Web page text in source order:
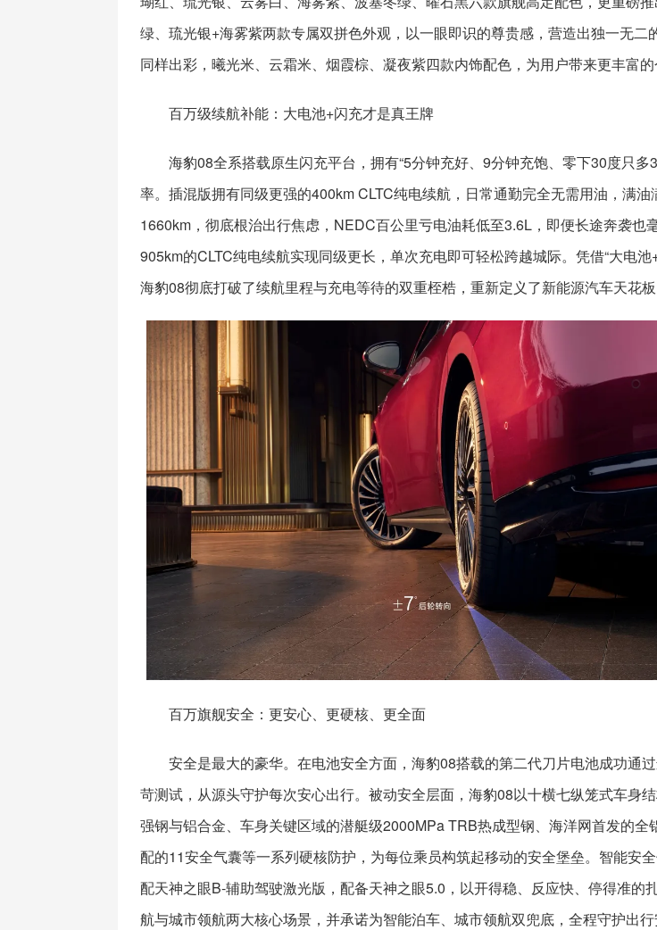
绿、琉光银+海雾紫两款专属双拼色外观，以一眼即识的尊贵感，营造出独一无二
同样出彩，曦光米、云霜米、烟霞棕、凝夜紫四款内饰配色，为用户带来更丰富的
百万级续航补能：大电池+闪充才是真王牌
海豹08全系搭载原生闪充平台，拥有“5分钟充好、9分钟充饱、零下30度只多
率。插混版拥有同级更强的400km CLTC纯电续航，日常通勤完全无需用油，满油
1660km，彻底根治出行焦虑，NEDC百公里亏电油耗低至3.6L，即便长途奔袭也
905km的CLTC纯电续航实现同级更长，单次充电即可轻松跨越城际。凭借“大电池
海豹08彻底打破了续航里程与充电等待的双重桎梏，重新定义了新能源汽车天花板
百万旗舰安全：更安心、更硬核、更全面
安全是最大的豪华。在电池安全方面，海豹08搭载的第二代刀片电池成功通
苛测试，从源头守护每次安心出行。被动安全层面，海豹08以十横七纵笼式车身
强钢与铝合金、车身关键区域的潜艇级2000MPa TRB热成型钢、海洋网首发的全
配的11安全气囊等一系列硬核防护，为每位乘员构筑起移动的安全堡垒。智能安
配天神之眼B-辅助驾驶激光版，配备天神之眼5.0，以开得稳、反应快、停得准的
航与城市领航两大核心场景，并承诺为智能泊车、城市领航双兜底，全程守护出行